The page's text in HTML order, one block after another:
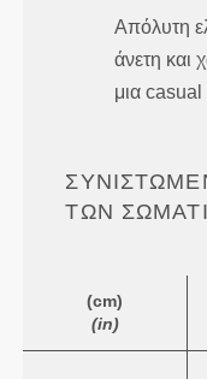
Απόλυτη
άνετη και
μια casual
ΤΩΝ
(cm)
(in)